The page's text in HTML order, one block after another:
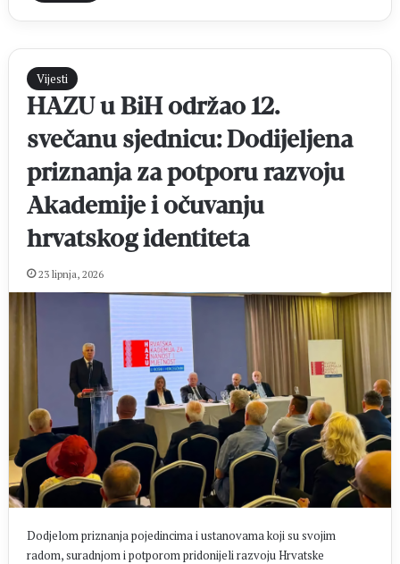
Vijesti
HAZU u BiH održao 12.
svečanu sjednicu: Dodijeljena
priznanja za potporu razvoju
Akademije i očuvanju
hrvatskog identiteta
23 lipnja, 2026
Dodjelom priznanja pojedincima i ustanovama koji su svojim
radom, suradnjom i potporom pridonijeli razvoju Hrvatske